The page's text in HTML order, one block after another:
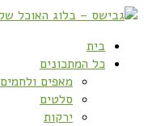
בית
כל המתכונים
מאפים ולחמים
סלטים
ירקות